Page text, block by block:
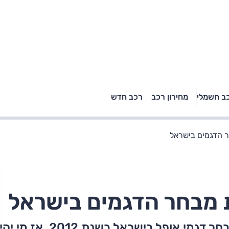
חשמלי מחירון רכב רכב חדש
טויוטה ראב 4, קיה
ספורטאז' לונג ויונדאי
הנייר ועל הכביש